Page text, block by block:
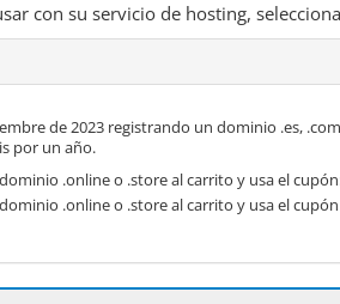
con su servicio de hosting,
de 2023 registrando un dominio .es,
por un año.
.online o .store al carrito y usa el
.online o .store al carrito y usa el